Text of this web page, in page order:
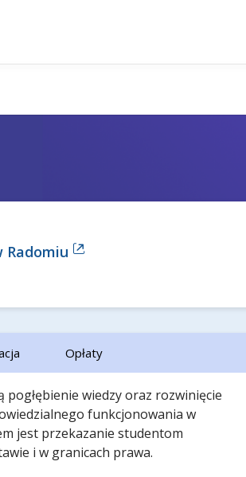
Radomiu
Opłaty
wiedzy oraz rozwinięcie
funkcjonowania w
jest przekazanie studentom
i w granicach prawa.